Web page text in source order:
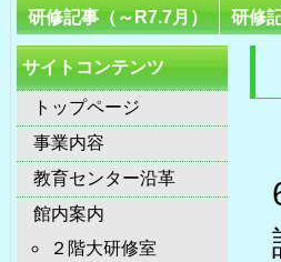
研修記事（～R7.7月） 研修
サイトコンテンツ
トップページ
事業内容
教育センター沿革
館内案内
２階大研修室